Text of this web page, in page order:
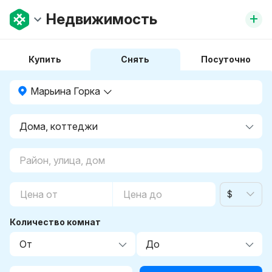
Недвижимость +
Купить Снять Посуточно
Марьина Горка
$
Количество комнат